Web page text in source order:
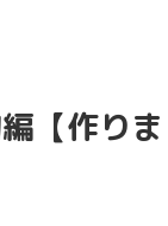
【作りま